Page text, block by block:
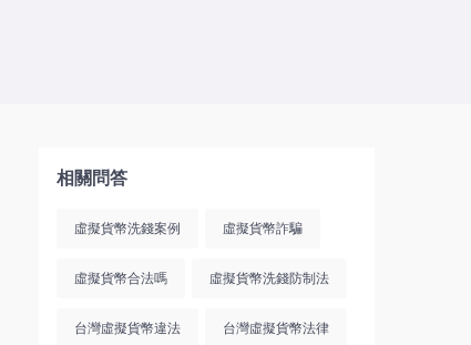
相關問答
虛擬貨幣洗錢案例 虛擬貨幣詐騙
虛擬貨幣合法嗎 虛擬貨幣洗錢防制法
台灣虛擬貨幣違法 台灣虛擬貨幣法律